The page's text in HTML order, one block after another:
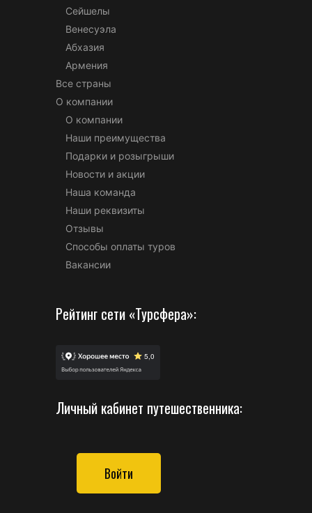
Сейшелы
Венесуэла
Абхазия
Армения
Все страны
О компании
О компании
Наши преимущества
Подарки и розыгрыши
Новости и акции
Наша команда
Наши реквизиты
Отзывы
Способы оплаты туров
Вакансии
Рейтинг сети «Турсфера»:
Личный кабинет путешественника:
Войти